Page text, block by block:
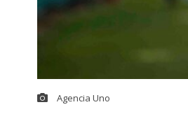
Agencia Uno